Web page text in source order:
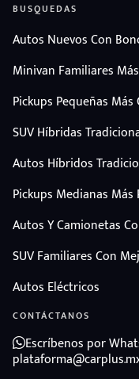
BUSQUEDAS
Autos Nuevos Con
Minivan Familiares
Pickups Pequeñas
SUV Híbridas
Autos Híbridos
Pickups Medianas Más
Autos Y Camionetas
SUV Familiares Con
Autos Eléctricos
CONTÁCTANOS
Escríbenos por